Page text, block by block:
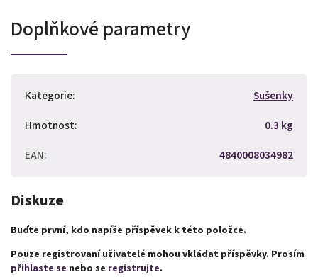
Doplňkové parametry
Kategorie:
Sušenky
Hmotnost:
0.3 kg
EAN: 4840008034982
Diskuze
Buďte první, kdo napíše příspěvek k této položce.
Pouze registrovaní uživatelé mohou vkládat příspěvky. Prosím
přihlaste se nebo se registrujte.